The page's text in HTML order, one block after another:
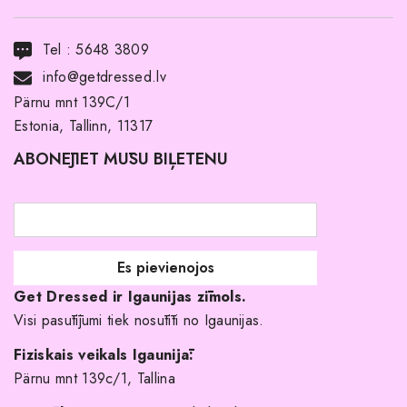
Noma ar pirkuma tiesībām
Par mums
Pirkuma noteikumi un nosacījumi
Atgriešanas politika
Līgavas družiņu kleitas
Veikali
Kāpēc izvēlēties mūs?
Tel :5648 3809
info@getdressed.lv
Pärnu mnt 139C/1
Estonia, Tallinn, 11317
ABONĒJIET MŪSU BIĻETENU
Get Dressed ir Igaunijas zīmols.
Visi pasūtījumi tiek nosūtīti no Igaunijas.
Fiziskais veikals Igaunijā:
Pärnu mnt 139c/1, Tallina